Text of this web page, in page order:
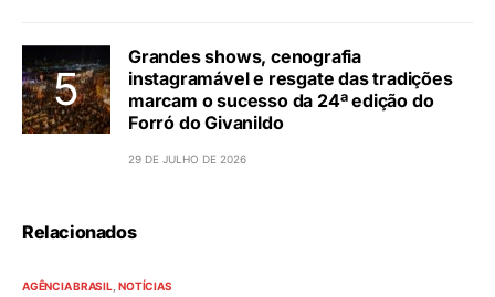
Grandes shows, cenografia
instagramável e resgate das tradições
marcam o sucesso da 24ª edição do
Forró do Givanildo
29 DE JULHO DE 2026
Relacionados
AGÊNCIA BRASIL NOTÍCIAS